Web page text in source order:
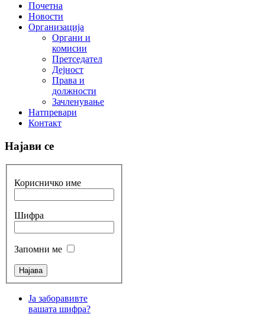
Почетна
Новости
Организација
Органи и
комисии
Претседател
Дејност
Права и
должности
Зачленување
Натпревари
Контакт
Најави се
Корисничко име
Шифра
Запомни ме
Ја заборавивте
вашата шифра?